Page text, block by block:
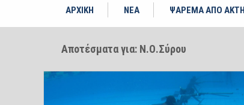
ΑΡΧΙΚΗ ΝΕΑ ΨΑΡΕΜΑ ΑΠΟ ΑΚΤΗ
Αποτέσματα για: Ν.Ο.Σύρου